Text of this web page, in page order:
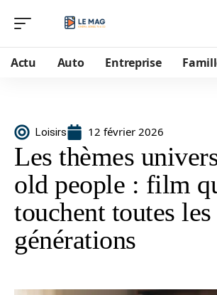
Actu Auto Entreprise
Loisirs 12 février 2026
Les thèmes
old people : film
touchent toutes les
générations